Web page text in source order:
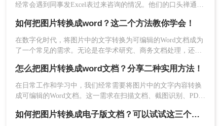
4、点击“转换”按钮，选择输出格式为“Word文
档”。
5、点击“开始”按钮，等待转换完成。
6、保存转换后的Word文件。
经常会遇到同事发Excel表过来咨询的情况。他们的口头禅通常
呢？”顺带一张Excel截图。对，是截图！如何在一张截图上发
现问题，查找答案呢？这是一个问题。更大的问题是，老板也
喜欢这样……今天就来给大家分享二个技巧，「图片上的表格
怎样转换成word表格」
如何把图片转换成word？这二个方法教你学会！
在数字化时代，将图片中的文字转换为可编辑的Word文档成为
了一个常见的需求。无论是在学术研究、商务文档处理，还是
把图片转换成word呢？本文将介绍两种常用的方法来实现这一
目标。
怎么把图片转换成word文档？分享二种实用方法！
在日常工作和学习中，我们经常需要将图片中的文字内容转换
成可编辑的Word文档。这一需求在扫描文档、截图识别、PDF
档呢？本文将介绍两种将图片转换成Word文档的方法。
如何把图片转换成电子版文档？可以试试这三个方法！